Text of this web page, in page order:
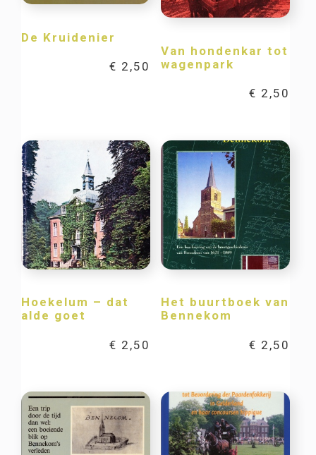
De Kruidenier
€ 2,50
Van hondenkar tot
wagenpark
€ 2,50
Hoekelum – dat
alde goet
€ 2,50
Het buurtboek van
Bennekom
€ 2,50